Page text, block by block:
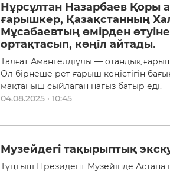
Нұрсұлтан Назарбаев Қоры
ғарышкер, Қазақстанның
Мұсабаевтың өмірден
ортақтасып, көңіл айтады.
Талғат Амангелдіұлы — отандық
Ол бірнеше рет ғарыш кеңістігін
мақтаныш сыйлаған нағыз батыр еді.
04.08.2025 · 10:45
Музейдегі тақырыптық
Тұңғыш Президент Музейінде Астана